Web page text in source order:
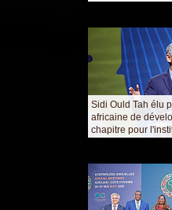
Sidi Ould Tah élu
africaine de
chapitre pour